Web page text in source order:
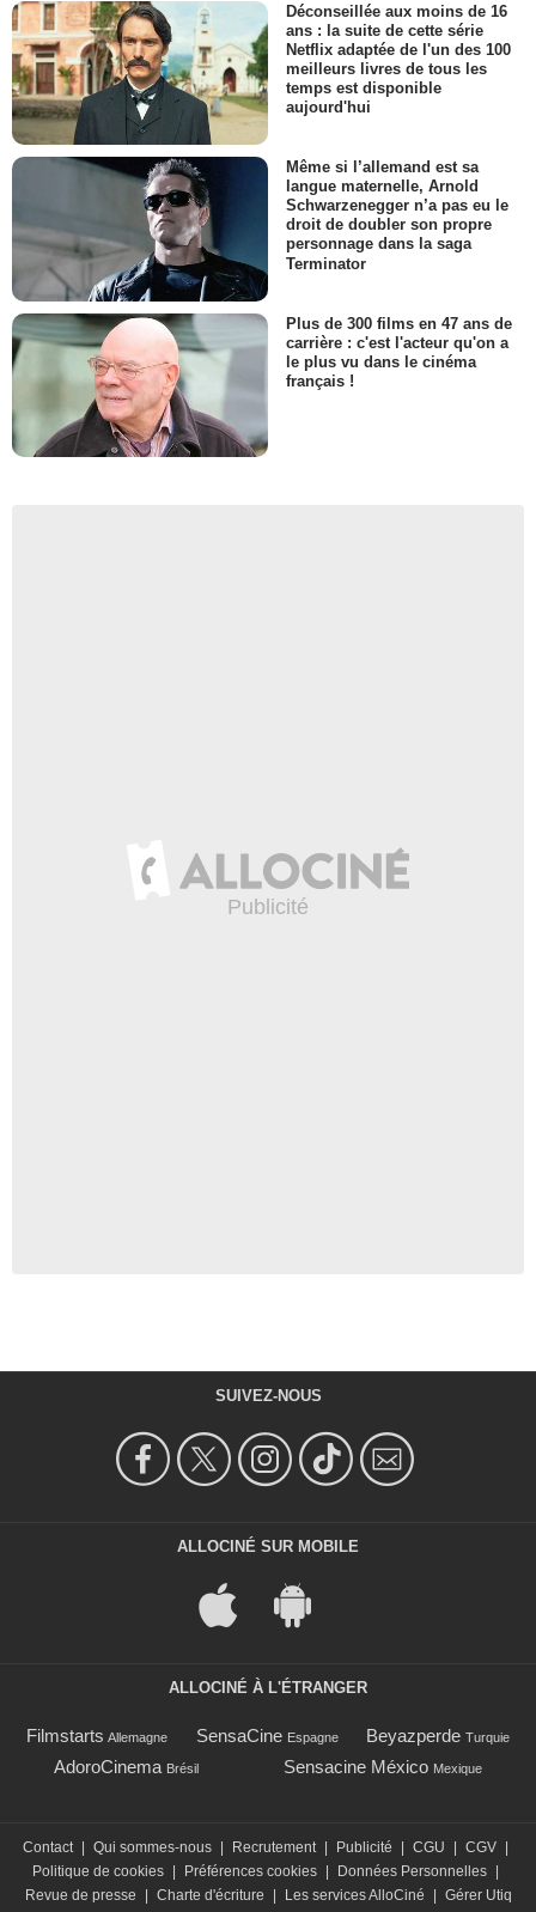
Déconseillée aux moins de 16
ans : la suite de cette série
Netflix adaptée de l'un des 100
meilleurs livres de tous les
temps est disponible
aujourd'hui
Même si l’allemand est sa
langue maternelle, Arnold
Schwarzenegger n’a pas eu le
droit de doubler son propre
personnage dans la saga
Terminator
Plus de 300 films en 47 ans de
carrière : c'est l'acteur qu'on a
le plus vu dans le cinéma
français !
SUIVEZ-NOUS
ALLOCINÉ SUR MOBILE
ALLOCINÉ À L'ÉTRANGER
Filmstarts Allemagne SensaCine Espagne Beyazperde Turquie
AdoroCinema Brésil Sensacine México Mexique
Contact Qui sommes-nous Recrutement Publicité CGU CGV
Politique de cookies
Préférences cookies Données Personnelles
Revue de presse
Charte d'écriture Les services AlloCiné
Gérer Utiq